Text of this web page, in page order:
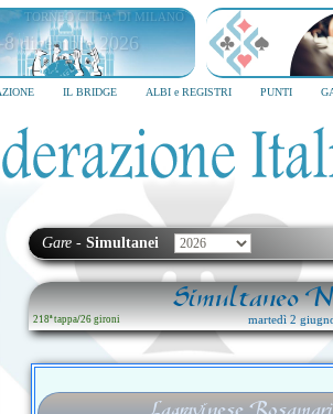
TORNEO CITTA' DI MILANO
dicembre 2026
IL BRIDGE ALBI e REGISTRI PUNTI
Gare - Simultanei
Simultaneo
218ª tappa/26 gironi martedì 2